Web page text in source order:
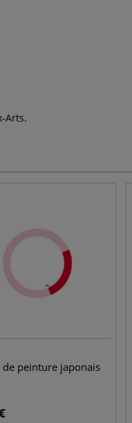
Arts.
de peinture japonais